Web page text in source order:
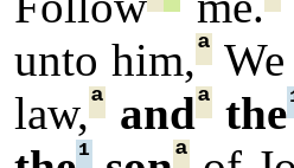
unto him,ª
law,ª andªthe
¹ ª